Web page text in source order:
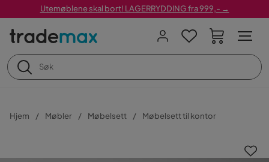
Utemøblene skal bort! LAGERRYDDING fra 999,- →
Hjem Møbler Møbelsett Møbelsett til kontor